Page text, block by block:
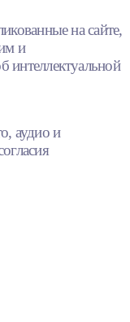
на сайте,
и
интеллектуальной
аудио и